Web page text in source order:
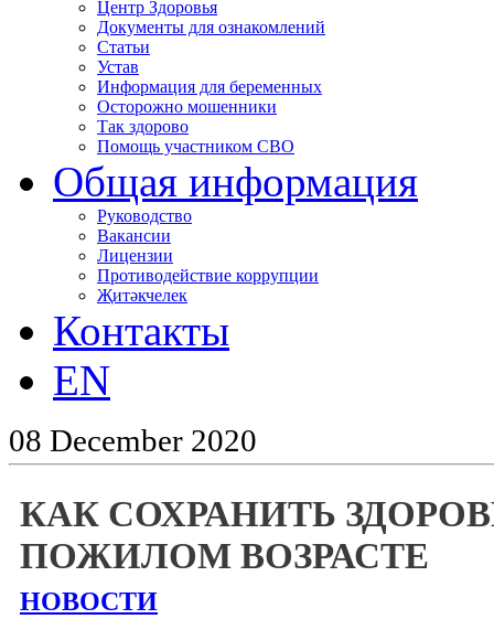
Центр Здоровья
Документы для ознакомлений
Статьи
Устав
Информация для беременных
Осторожно мошенники
Так здорово
Помощь участником СВО
Общая информация
Руководство
Вакансии
Лицензии
Противодействие коррупции
Җитәкчелек
Контакты
EN
08 December 2020
КАК СОХРАНИТЬ
ПОЖИЛОМ ВОЗРАСТЕ
НОВОСТИ